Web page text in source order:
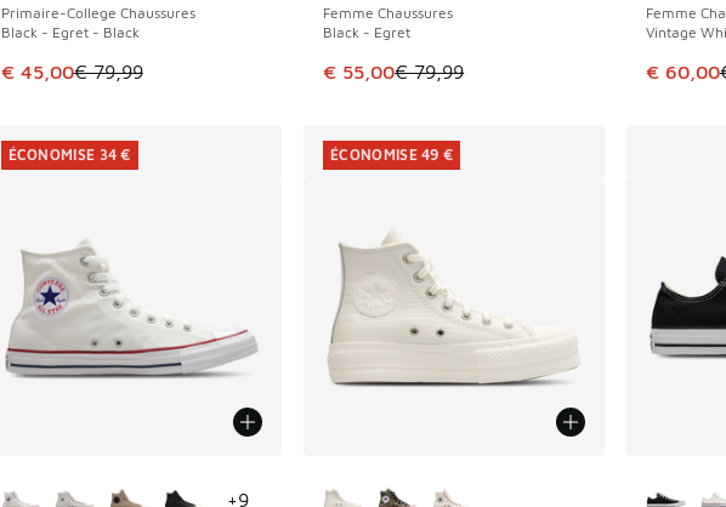
Primaire-College Chaussures
Black - Egret - Black
Cet article est en promotion. Prix en baisse de € 79,99 à € 45,00
€ 45,00€ 79,99
Femme Chaussures
Black - Egret
Cet article est en promotion. Prix en baisse
€ 55,00€ 79,99
Femme
Vintage
Cet
€ 60,00
+9
ÉCONOMISE 34 € ÉCONOMISE 49 €